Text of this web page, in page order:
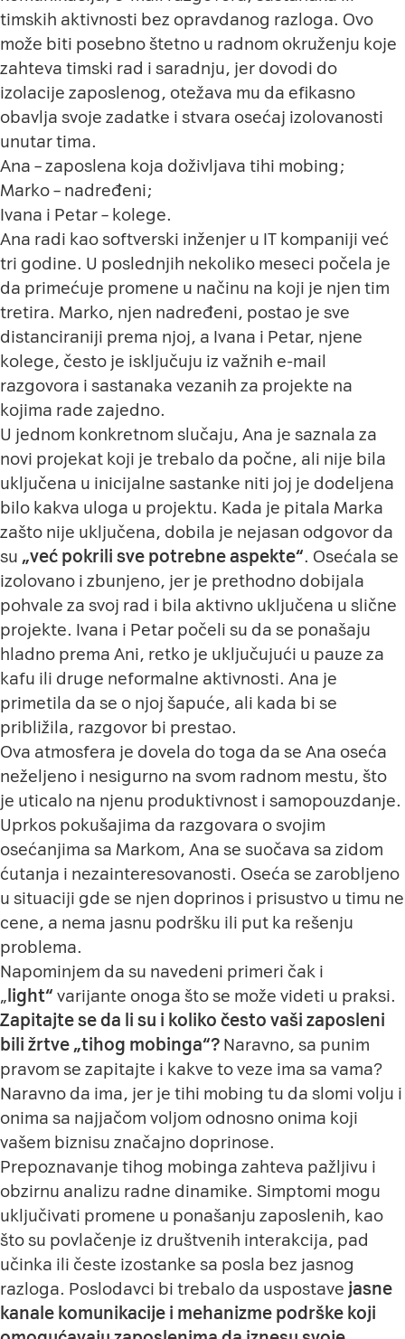
timskih aktivnosti bez opravdanog razloga. Ovo
može biti posebno štetno u radnom okruženju koje
zahteva timski rad i saradnju, jer dovodi do
izolacije zaposlenog, otežava mu da efikasno
obavlja svoje zadatke i stvara osećaj izolovanosti
unutar tima.
Ana – zaposlena koja doživljava tihi mobing;
Marko – nadređeni;
Ivana i Petar – kolege.
Ana radi kao softverski inženjer u IT kompaniji već
tri godine. U poslednjih nekoliko meseci počela je
da primećuje promene u načinu na koji je njen tim
tretira. Marko, njen nadređeni, postao je sve
distanciraniji prema njoj, a Ivana i Petar, njene
kolege, često je isključuju iz važnih e-mail
razgovora i sastanaka vezanih za projekte na
kojima rade zajedno.
U jednom konkretnom slučaju, Ana je saznala za
novi projekat koji je trebalo da počne, ali nije bila
uključena u inicijalne sastanke niti joj je dodeljena
bilo kakva uloga u projektu. Kada je pitala Marka
zašto nije uključena, dobila je nejasan odgovor da
su „već pokrili sve potrebne aspekte“. Osećala se
izolovano i zbunjeno, jer je prethodno dobijala
pohvale za svoj rad i bila aktivno uključena u slične
projekte. Ivana i Petar počeli su da se ponašaju
hladno prema Ani, retko je uključujući u pauze za
kafu ili druge neformalne aktivnosti. Ana je
primetila da se o njoj šapuće, ali kada bi se
približila, razgovor bi prestao.
Ova atmosfera je dovela do toga da se Ana oseća
neželjeno i nesigurno na svom radnom mestu, što
je uticalo na njenu produktivnost i samopouzdanje.
Uprkos pokušajima da razgovara o svojim
osećanjima sa Markom, Ana se suočava sa zidom
ćutanja i nezainteresovanosti. Oseća se zarobljeno
u situaciji gde se njen doprinos i prisustvo u timu ne
cene, a nema jasnu podršku ili put ka rešenju
problema.
Napominjem da su navedeni primeri čak i
„ light“ varijante onoga što se može videti u praksi.
Zapitajte se da li su i koliko često vaši zaposleni
bili žrtve „tihog mobinga“? Naravno, sa punim
pravom se zapitajte i kakve to veze ima sa vama?
Naravno da ima, jer je tihi mobing tu da slomi volju i
onima sa najjačom voljom odnosno onima koji
vašem biznisu značajno doprinose.
Prepoznavanje tihog mobinga zahteva pažljivu i
obzirnu analizu radne dinamike. Simptomi mogu
uključivati promene u ponašanju zaposlenih, kao
što su povlačenje iz društvenih interakcija, pad
učinka ili česte izostanke sa posla bez jasnog
razloga. Poslodavci bi trebalo da uspostave jasne
kanale komunikacije i mehanizme podrške koji